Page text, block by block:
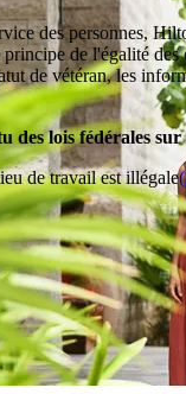
des personnes,
de l'égalité
de vétéran, les
des lois fédérales
de travail est illégale